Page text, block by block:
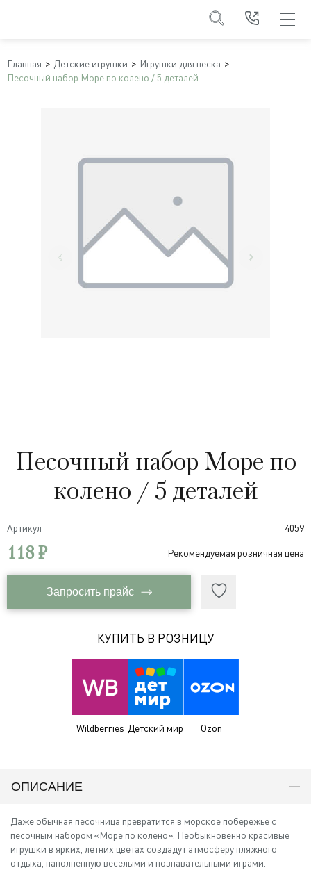
Главная Детские игрушки
Игрушки для песка
Песочный набор Море по колено / 5 деталей
Песочный набор Море по
колено / 5 деталей
Артикул 4059
118 ₽ Рекомендуемая розничная цена
Запросить прайс
КУПИТЬ В РОЗНИЦУ
Wildberries Детский мир Ozon
ОПИСАНИЕ
Даже обычная песочница превратится в морское побережье с
песочным набором «Море по колено». Необыкновенно красивые
игрушки в ярких, летних цветах создадут атмосферу пляжного
отдыха, наполненную веселыми и познавательными играми.